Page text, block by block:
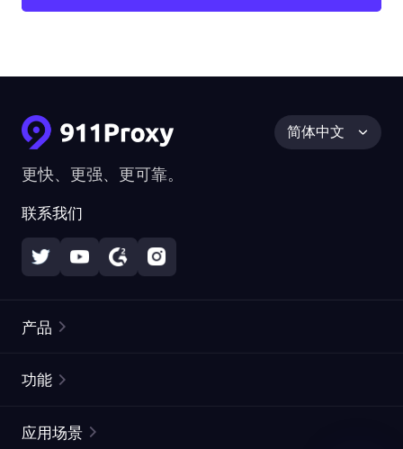
更快、更强、更可靠。
联系我们
简体中文
产品
静态住宅代理
功能
应用场景